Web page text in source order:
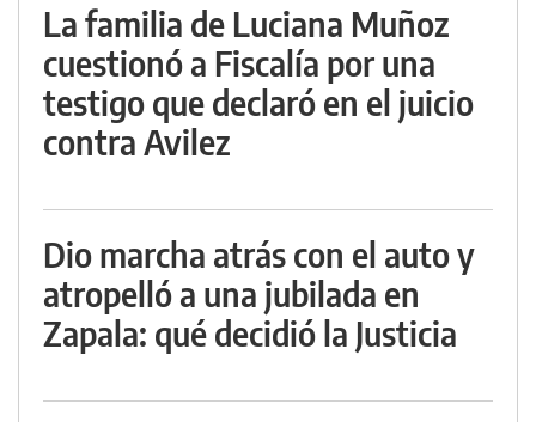
La familia de Luciana Muñoz
cuestionó a Fiscalía por una
testigo que declaró en el juicio
contra Avilez
Dio marcha atrás con el auto y
atropelló a una jubilada en
Zapala: qué decidió la Justicia